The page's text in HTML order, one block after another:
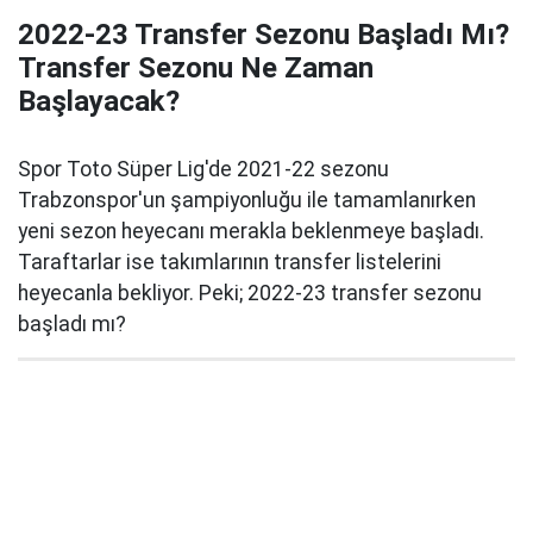
2022-23 Transfer Sezonu Başladı Mı?
Transfer Sezonu Ne Zaman
Başlayacak?
Spor Toto Süper Lig'de 2021-22 sezonu
Trabzonspor'un şampiyonluğu ile tamamlanırken
yeni sezon heyecanı merakla beklenmeye başladı.
Taraftarlar ise takımlarının transfer listelerini
heyecanla bekliyor. Peki; 2022-23 transfer sezonu
başladı mı?